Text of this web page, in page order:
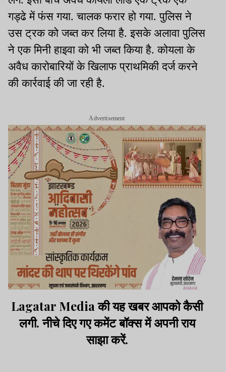
गड्ढे में फंस गया. चालक फरार हो गया. पुलिस ने
उस ट्रक को जब्त कर लिया है. इसके अलावा पुलिस
ने एक मिनी हाइवा को भी जब्त किया है. कोयला के
अवैध कारोबारियों के खिलाफ प्राथमिकी दर्ज करने
की कार्रवाई की जा रही है.
Advertisement
Lagatar Media की यह खबर आपको कैसी
लगी. नीचे दिए गए कमेंट बॉक्स में अपनी राय
साझा करें.